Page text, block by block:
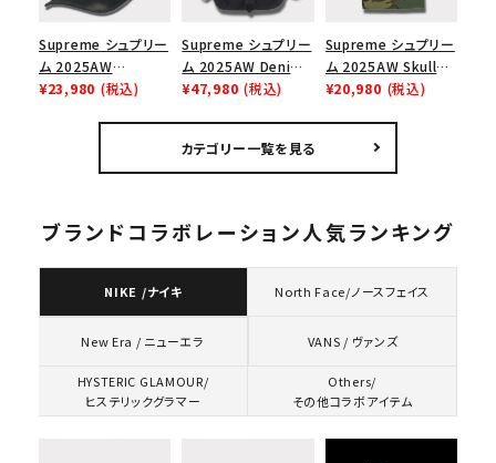
Supreme シュプリー
ム 2025AW
Overdyed Camp
¥23,980 (税込)
Supreme シュプリー
ム 2025AW Denim
Backpack デニム バ
¥47,980 (税込)
Supreme シュプリー
ム 2025AW Skull
Tee スカル Tシャ
¥20,980 (税込)
カテゴリー一覧を見る
ブランドコラボレーション人気ランキング
NIKE /ナイキ North Face/ノースフェイス
New Era / ニューエラ VANS / ヴァンズ
HYSTERIC GLAMOUR/
ヒステリックグラマー
Others/
その他コラボアイテム